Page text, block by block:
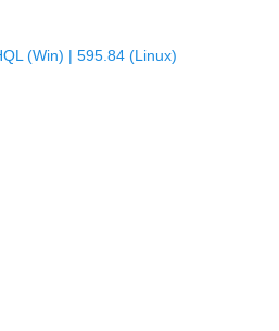
(Win) | 595.84 (Linux)